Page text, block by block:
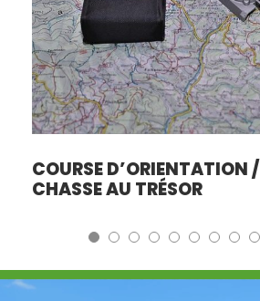
COURSE D’ORIENTATION /
CHASSE AU TRÉSOR